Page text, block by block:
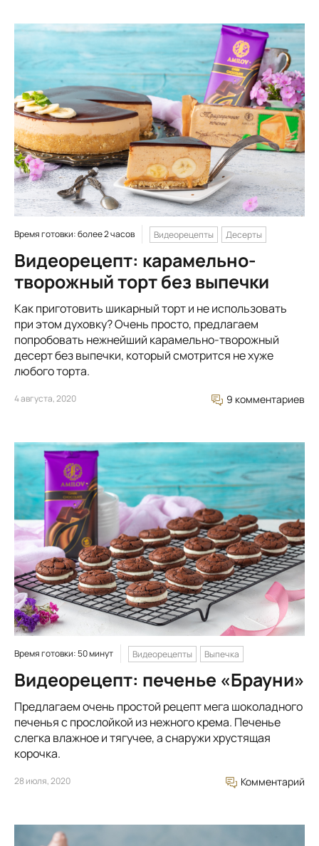
Время готовки: более 2 часов Видеорецепты Десерты
Видеорецепт: карамельно-
творожный торт без выпечки
Как приготовить шикарный торт и не использовать
при этом духовку? Очень просто, предлагаем
попробовать нежнейший карамельно-творожный
десерт без выпечки, который смотрится не хуже
любого торта.
4 августа, 2020 9 комментариев
Время готовки: 50 минут Видеорецепты Выпечка
Видеорецепт: печенье «Брауни»
Предлагаем очень простой рецепт мега шоколадного
печенья с прослойкой из нежного крема. Печенье
слегка влажное и тягучее, а снаружи хрустящая
корочка.
28 июля, 2020 Комментарий